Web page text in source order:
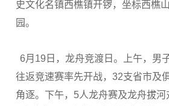
史文化名镇西樵镇开锣，坐标西樵
园。
6月19日，龙舟竞渡日。上午，男
往返竞速赛率先开战，32支省市及
角逐。下午，5人龙舟赛及龙舟拔